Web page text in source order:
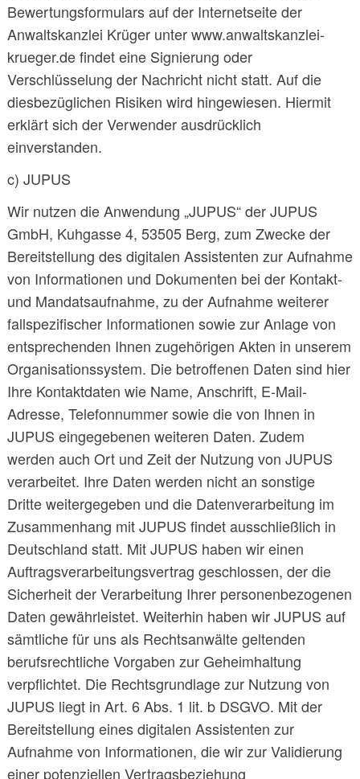
Bewertungsformulars auf der Internetseite der
Anwaltskanzlei Krüger unter www.anwaltskanzlei-
krueger.de findet eine Signierung oder
Verschlüsselung der Nachricht nicht statt. Auf die
diesbezüglichen Risiken wird hingewiesen. Hiermit
erklärt sich der Verwender ausdrücklich
einverstanden.
c) JUPUS
Wir nutzen die Anwendung „JUPUS“ der JUPUS
GmbH, Kuhgasse 4, 53505 Berg, zum Zwecke der
Bereitstellung des digitalen Assistenten zur Aufnahme
von Informationen und Dokumenten bei der Kontakt-
und Mandatsaufnahme, zu der Aufnahme weiterer
fallspezifischer Informationen sowie zur Anlage von
entsprechenden Ihnen zugehörigen Akten in unserem
Organisationssystem. Die betroffenen Daten sind hier
Ihre Kontaktdaten wie Name, Anschrift, E-Mail-
Adresse, Telefonnummer sowie die von Ihnen in
JUPUS eingegebenen weiteren Daten. Zudem
werden auch Ort und Zeit der Nutzung von JUPUS
verarbeitet. Ihre Daten werden nicht an sonstige
Dritte weitergegeben und die Datenverarbeitung im
Zusammenhang mit JUPUS findet ausschließlich in
Deutschland statt. Mit JUPUS haben wir einen
Auftragsverarbeitungsvertrag geschlossen, der die
Sicherheit der Verarbeitung Ihrer personenbezogenen
Daten gewährleistet. Weiterhin haben wir JUPUS auf
sämtliche für uns als Rechtsanwälte geltenden
berufsrechtliche Vorgaben zur Geheimhaltung
verpflichtet. Die Rechtsgrundlage zur Nutzung von
JUPUS liegt in Art. 6 Abs. 1 lit. b DSGVO. Mit der
Bereitstellung eines digitalen Assistenten zur
Aufnahme von Informationen, die wir zur Validierung
einer potenziellen Vertragsbeziehung